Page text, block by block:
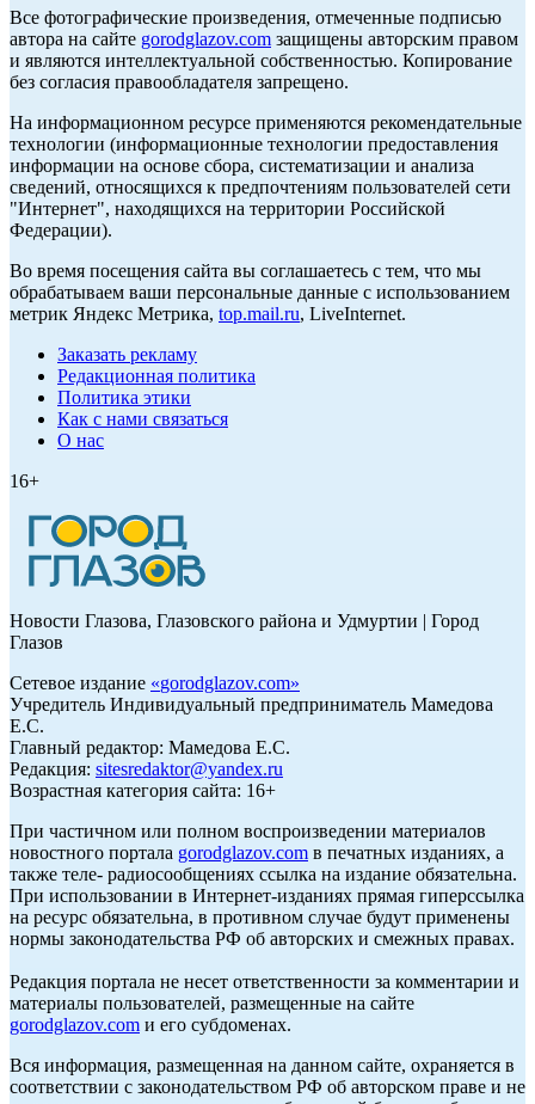
Все фотографические произведения, отмеченные подписью
автора на сайте gorodglazov.com защищены авторским правом
и являются интеллектуальной собственностью. Копирование
без согласия правообладателя запрещено.
На информационном ресурсе применяются рекомендательные
технологии (информационные технологии предоставления
информации на основе сбора, систематизации и анализа
сведений, относящихся к предпочтениям пользователей сети
"Интернет", находящихся на территории Российской
Федерации).
Во время посещения сайта вы соглашаетесь с тем, что мы
обрабатываем ваши персональные данные с использованием
метрик Яндекс Метрика, top.mail.ru, LiveInternet.
Заказать рекламу
Редакционная политика
Политика этики
Как с нами связаться
О нас
16+
Новости Глазова, Глазовского района и Удмуртии | Город
Глазов
Сетевое издание «gorodglazov.com»
Учредитель Индивидуальный предприниматель Мамедова
Е.С.
Главный редактор: Мамедова Е.С.
Редакция: sitesredaktor@yandex.ru
Возрастная категория сайта: 16+
При частичном или полном воспроизведении материалов
новостного портала gorodglazov.com в печатных изданиях, а
также теле- радиосообщениях ссылка на издание обязательна.
При использовании в Интернет-изданиях прямая гиперссылка
на ресурс обязательна, в противном случае будут применены
нормы законодательства РФ об авторских и смежных правах.
Редакция портала не несет ответственности за комментарии и
материалы пользователей, размещенные на сайте
gorodglazov.com и его субдоменах.
Вся информация, размещенная на данном сайте, охраняется в
соответствии с законодательством РФ об авторском праве и не